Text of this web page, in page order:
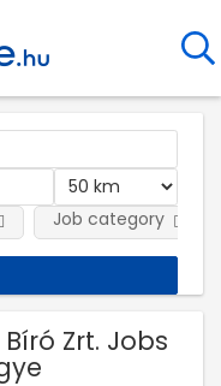
Job category
Zrt. Jobs